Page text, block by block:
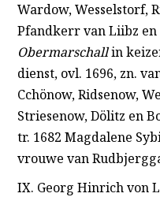
Wardow, Wesselstorf,
Pfandkerr van Liibz
Obermarschallin
dienst, ovl. 1696, zn.
Cchönow, Ridsenow,
Striesenow, Dölitz en
tr. 1682 Magdalene
vrouwe van
IX. Georg Hinrich von